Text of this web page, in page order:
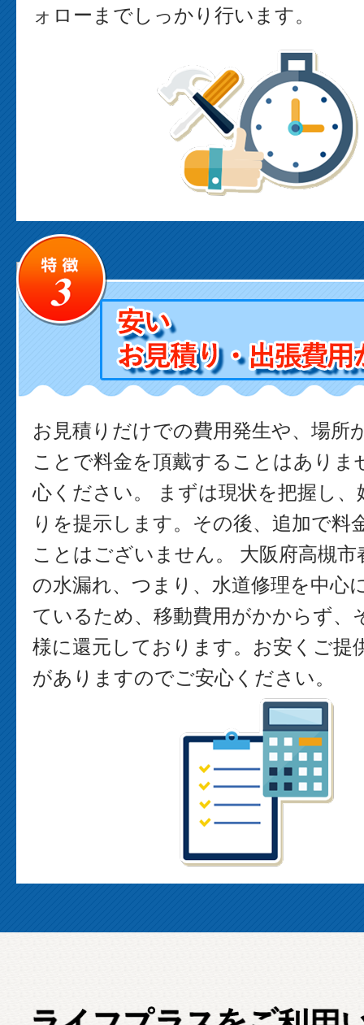
ォローまでしっかり行います。
お見積りだけでの費用発生や、場所
ことで料金を頂戴することはありま
心ください。 まずは現状を把握し
りを提示します。その後、追加で料
ことはございません。 大阪府高槻
の水漏れ、つまり、水道修理を中心
ているため、移動費用がかからず、
様に還元しております。お安くご提
がありますのでご安心ください。